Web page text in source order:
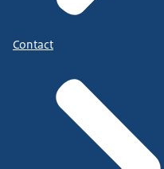
Contact